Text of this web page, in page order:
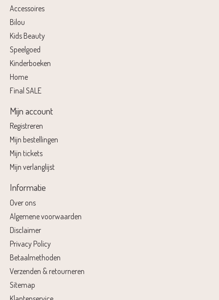
Accessoires
Bilou
Kids Beauty
Speelgoed
Kinderboeken
Home
Final SALE
Mijn account
Registreren
Mijn bestellingen
Mijn tickets
Mijn verlanglijst
Informatie
Over ons
Algemene voorwaarden
Disclaimer
Privacy Policy
Betaalmethoden
Verzenden & retourneren
Sitemap